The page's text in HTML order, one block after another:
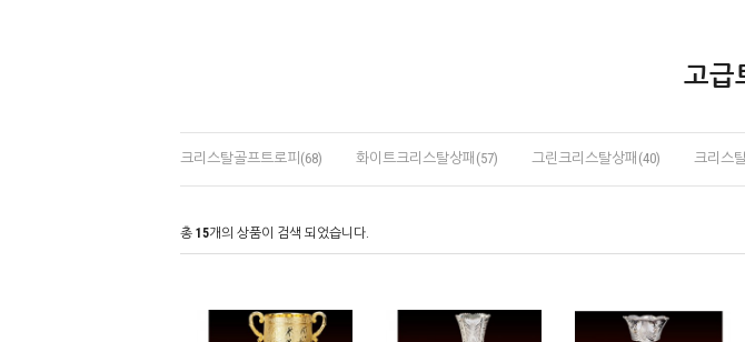
고급
크리스탈골프트로피(68) 화이트크리스탈상패(57) 그린크리스탈상패(40) 크리스
총 15개의 상품이 검색 되었습니다.